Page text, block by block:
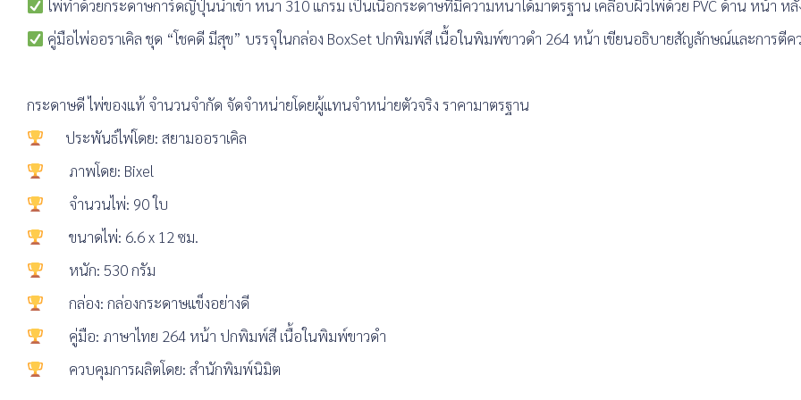
ไพ่ทำด้วยกระดาษการ์ดญี่ปุ่นนำเข้า หนา 310 แกรม เป็นเนื้อกระดาษที่มีความหนาได้มาตรฐาน เคลือบผิวไพ่ด้วย PVC ด้าน หน้า ห
คู่มือไพ่ออราเคิล ชุด “โชคดี มีสุข” บรรจุในกล่อง BoxSet ปกพิมพ์สี เนื้อในพิมพ์ขาวดำ 264 หน้า เขียนอธิบายสัญลักษณ์และการตีค
กระดาษดี ไพ่ของแท้ จำนวนจำกัด จัดจำหน่ายโดยผู้แทนจำหน่ายตัวจริง ราคามาตรฐาน
ประพันธ์ไพ่โดย: สยามออราเคิล
ภาพโดย: Bixel
จำนวนไพ่: 90 ใบ
ขนาดไพ่: 6.6 x 12 ซม.
หนัก: 530 กรัม
กล่อง: กล่องกระดาษแข็งอย่างดี
คู่มือ: ภาษาไทย 264 หน้า ปกพิมพ์สี เนื้อในพิมพ์ขาวดำ
ควบคุมการผลิตโดย: สำนักพิมพ์นิมิต